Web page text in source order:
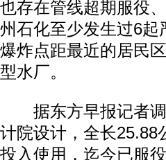
也存在管线超期服役
州石化至少发生过6
爆炸点距最近的居民
型水厂。
据东方早报记者调
计院设计，全长25.88
投入使用，迄今已服